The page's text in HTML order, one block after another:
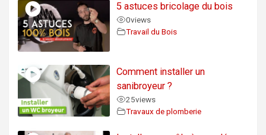
5 astuces bricolage du bois
0views
Travail du Bois
Comment installer un
sanibroyeur ?
25views
Travaux de plomberie